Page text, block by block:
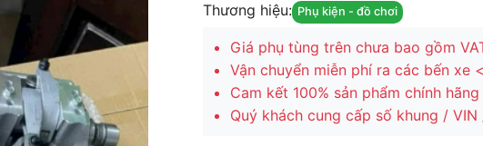
Thương hiệu: Phụ kiện - đồ chơi
Giá phụ tùng trên chưa bao gồm
Vận chuyển miễn phí ra các bến xe <
Cam kết 100% sản phẩm chính hãng
Quý khách cung cấp số khung /